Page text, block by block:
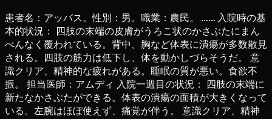
患者名：アッバス。性別：男。職業：農民。 …… 入院時の基
本的状況： 四肢の末端の皮膚がうろこ状のかさぶたにまん
べんなく覆われている。背中、胸など体表に潰瘍が多数散見
される。四肢の筋力は低下し、体を動かしづらそうだ。 意
識クリア、精神的な疲れがある。睡眠の質が悪い。食欲不
振。 担当医師：アムディ 入院一週目の状況： 四肢の末端に
新たなかさぶたができる。体表の潰瘍の面積が大きくなって
いる。左腕はほぼ使えず、痛覚が伴う。 意識クリア、精神